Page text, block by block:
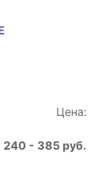
Цена:
240 - 385 руб.